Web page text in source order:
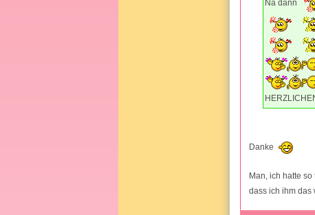
Na dann
Danke
Man, ich hatte
dass ich ihm das